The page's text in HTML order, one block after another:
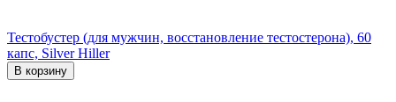
Тестобустер (для мужчин, восстановление тестостерона), 60
капс, Silver Hiller
В корзину